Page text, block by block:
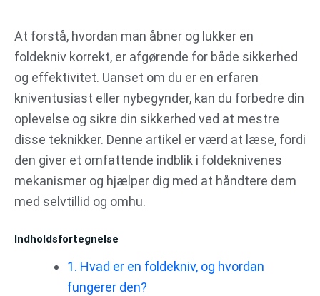
indholdet
At forstå, hvordan man åbner og lukker en
foldekniv korrekt, er afgørende for både sikkerhed
og effektivitet. Uanset om du er en erfaren
kniventusiast eller nybegynder, kan du forbedre din
oplevelse og sikre din sikkerhed ved at mestre
disse teknikker. Denne artikel er værd at læse, fordi
den giver et omfattende indblik i foldeknivenes
mekanismer og hjælper dig med at håndtere dem
med selvtillid og omhu.
Indholdsfortegnelse
1. Hvad er en foldekniv, og hvordan
fungerer den?